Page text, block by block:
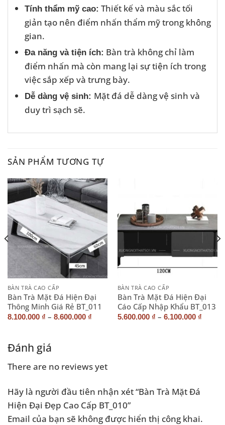
Tính thẩm mỹ cao: Thiết kế và màu sắc tối
giản tạo nên điểm nhấn thẩm mỹ trong không
gian.
Đa năng và tiện ích: Bàn trà không chỉ làm
điểm nhấn mà còn mang lại sự tiện ích trong
việc sắp xếp và trưng bày.
Dễ dàng vệ sinh: Mặt đá dễ dàng vệ sinh và
duy trì sạch sẽ.
SẢN PHẨM TƯƠNG TỰ
BÀN TRÀ CAO CẤP
Bàn Trà Mặt Đá Hiện Đại
Thông Minh Giá Rẻ BT_011
8.100.000 ₫ – 8.600.000 ₫
BÀN TRÀ CAO CẤP
Bàn Trà Mặt Đá Hiện Đại
Cáo Cấp Nhập Khẩu BT_013
5.600.000 ₫ – 6.100.000 ₫
Đánh giá
There are no reviews yet
Hãy là người đầu tiên nhận xét “Bàn Trà Mặt Đá
Hiện Đại Đẹp Cao Cấp BT_010”
Email của bạn sẽ không được hiển thị công khai.